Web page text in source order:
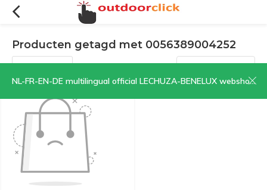
NL-FR-EN-DE multilingual official LECHUZA-BENELUX webshop | CLICK HERE NOW!
Producten getagd met 0056389004252
Filters Sorteren op: